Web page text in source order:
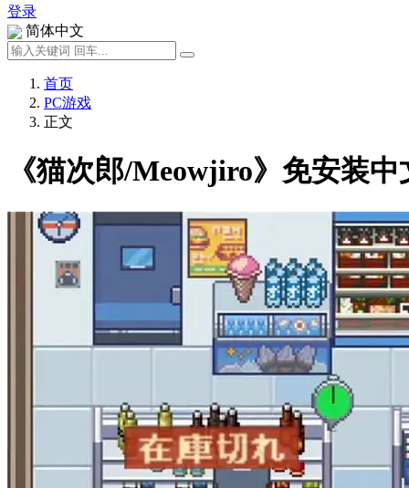
登录
简体中文
首页
PC游戏
正文
《猫次郎/Meowjiro》免安装中